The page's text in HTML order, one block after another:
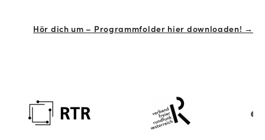
Hör dich um – Programmfolder hier downloaden! →